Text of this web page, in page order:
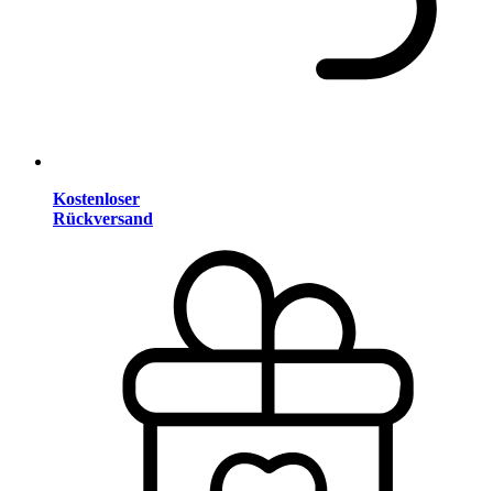
Kostenloser
Rückversand